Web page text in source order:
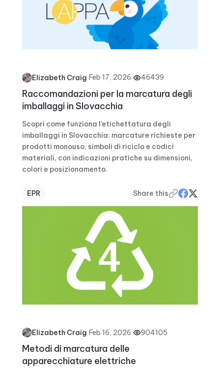
Elizabeth Craig·Feb 17, 2026· 46439
Raccomandazioni per la marcatura degli
imballaggi in Slovacchia
Scopri come funziona l’etichettatura degli
imballaggi in Slovacchia: marcature richieste per
prodotti monouso, simboli di riciclo e codici
materiali, con indicazioni pratiche su dimensioni,
colori e posizionamento.
EPR Share this
Elizabeth Craig·Feb 16, 2026· 904105
Metodi di marcatura delle
apparecchiature elettriche